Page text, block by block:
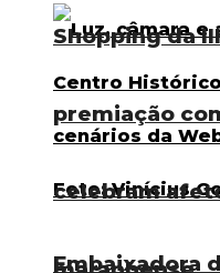
Embaixadora
Shopping da
premiação
celebram